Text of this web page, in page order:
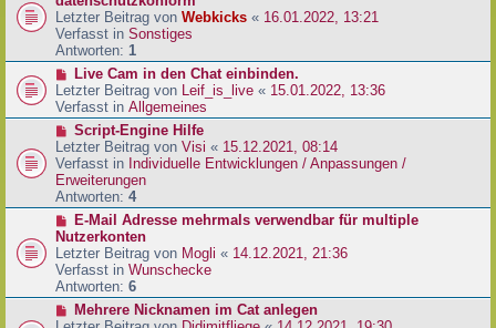
g
B
e
i
t
a
g
u
e
r
B
e
i
t
a
g
Letzter Beitrag von Webkicks « 16.01.2022, 13:21
Verfasst in Sonstiges
Antworten: 1
N
e
u
e
r
B
e
i
t
a
g
Live Cam in den Chat einbinden.
Letzter Beitrag von Leif_is_live « 15.01.2022, 13:36
Verfasst in Allgemeines
N
e
u
e
r
B
e
i
t
r
a
g
Script-Engine Hilfe
Letzter Beitrag von Visi « 15.12.2021, 08:14
Verfasst in Individuelle Entwicklungen / Anpassungen /
Erweiterungen
Antworten: 4
N
e
u
e
r
B
e
E-Mail Adresse mehrmals verwendbar für multiple
Nutzerkonten
Letzter Beitrag von Mogli « 14.12.2021, 21:36
Verfasst in Wunschecke
Antworten: 6
NMehrere Nicknamen im Cat anlegen